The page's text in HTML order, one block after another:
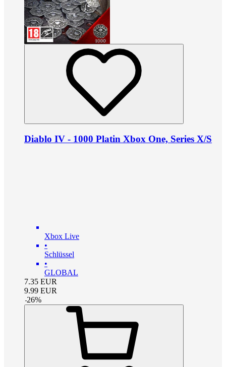
Diablo IV - 1000 Platin Xbox One, Series X/S
Xbox Live
•
Schlüssel
•
GLOBAL
7.35 EUR
9.99 EUR
-26%